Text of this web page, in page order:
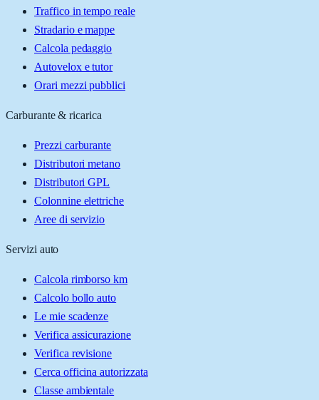
Traffico in tempo reale
Stradario e mappe
Calcola pedaggio
Autovelox e tutor
Orari mezzi pubblici
Carburante & ricarica
Prezzi carburante
Distributori metano
Distributori GPL
Colonnine elettriche
Aree di servizio
Servizi auto
Calcola rimborso km
Calcolo bollo auto
Le mie scadenze
Verifica assicurazione
Verifica revisione
Cerca officina autorizzata
Classe ambientale